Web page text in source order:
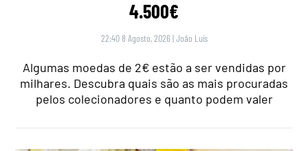
4.500€
22:40 8 Agosto, 2026 |João Luís
Algumas moedas de 2€ estão a ser vendidas por
milhares. Descubra quais são as mais procuradas
pelos colecionadores e quanto podem valer